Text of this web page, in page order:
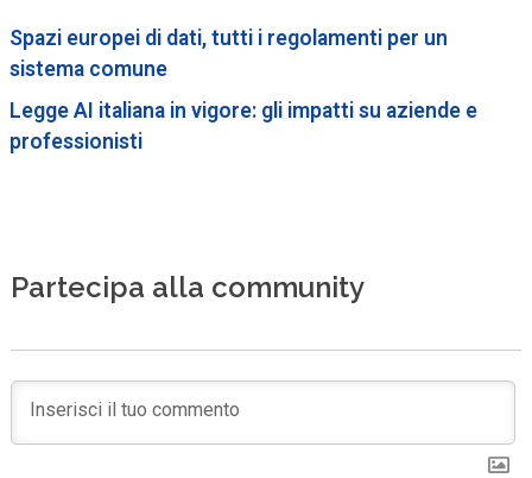
Spazi europei di dati, tutti i regolamenti per un
sistema comune
Legge AI italiana in vigore: gli impatti su aziende e
professionisti
Partecipa alla community